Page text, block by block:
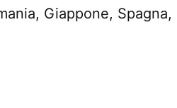
Giappone, Spagna,